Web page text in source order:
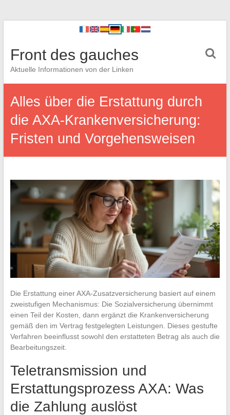
Front des gauches
Aktuelle Informationen von der Linken
Alles über die Erstattung durch
die AXA-Krankenversicherung:
Fristen und Vorgehensweisen
Die Erstattung einer AXA-Zusatzversicherung basiert auf einem
zweistufigen Mechanismus: Die Sozialversicherung übernimmt
einen Teil der Kosten, dann ergänzt die Krankenversicherung
gemäß den im Vertrag festgelegten Leistungen. Dieses gestufte
Verfahren beeinflusst sowohl den erstatteten Betrag als auch die
Bearbeitungszeit.
Teletransmission und
Erstattungsprozess AXA: Was
die Zahlung auslöst